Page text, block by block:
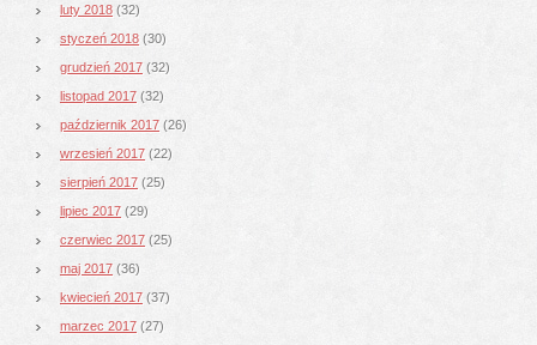
luty 2018 (32)
styczeń 2018 (30)
grudzień 2017 (32)
listopad 2017 (32)
październik 2017 (26)
wrzesień 2017 (22)
sierpień 2017 (25)
lipiec 2017 (29)
czerwiec 2017 (25)
maj 2017 (36)
kwiecień 2017 (37)
marzec 2017 (27)